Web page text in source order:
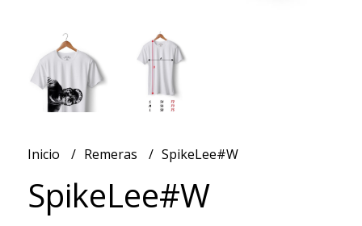
Inicio Remeras SpikeLee#W
SpikeLee#W